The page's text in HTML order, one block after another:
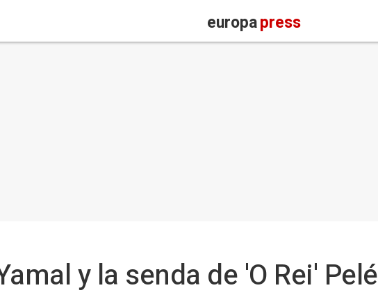
europapress
y la senda de 'O Rei' Pelé